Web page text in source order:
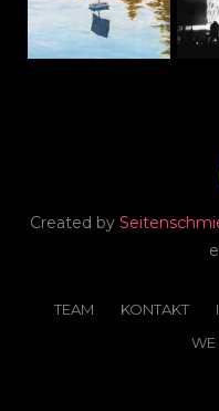
Created by
TEAM KONTAKT
WE